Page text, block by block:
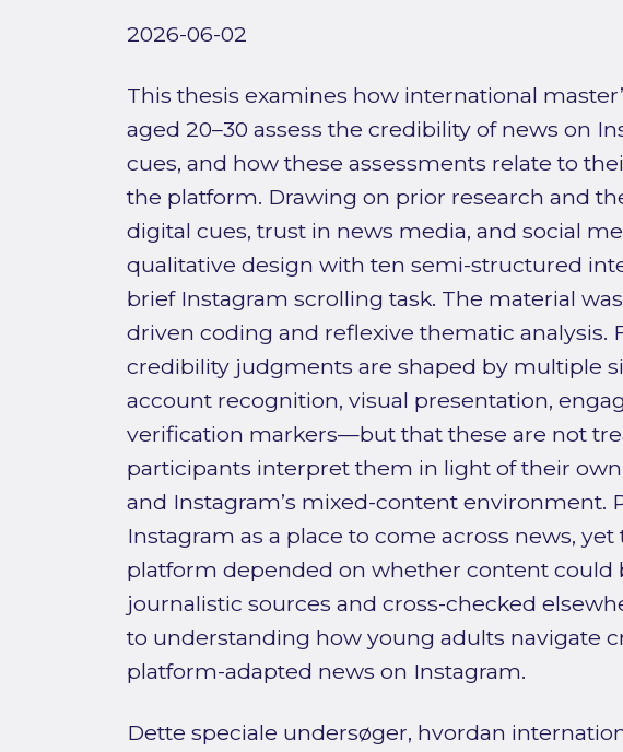
2026-06-02
This thesis examines how international
aged 20–30 assess the credibility of news on
cues, and how these assessments relate to
the platform. Drawing on prior research and
digital cues, trust in news media, and social
qualitative design with ten semi-structured
brief Instagram scrolling task. The material
driven coding and reflexive thematic analysis.
credibility judgments are shaped by multiple
account recognition, visual presentation,
verification markers—but that these are not
participants interpret them in light of their
and Instagram’s mixed-content environment.
Instagram as a place to come across news,
platform depended on whether content could
journalistic sources and cross-checked
to understanding how young adults navigate
platform-adapted news on Instagram.
Dette speciale undersøger, hvordan